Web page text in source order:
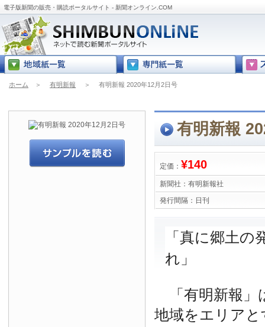
電子版新聞の販売・購読ポータルサイト - 新聞オンライン.COM
ホーム ＞ 有明新報 ＞ 有明新報 2020年12月2日号
有明新報
定価： ¥140
新聞社： 有明新報社
発行間隔： 日刊
「真に郷土の
れ」
「有明新報」
地域をエリア